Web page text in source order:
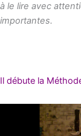
à le lire avec
importantes.
Il débute la